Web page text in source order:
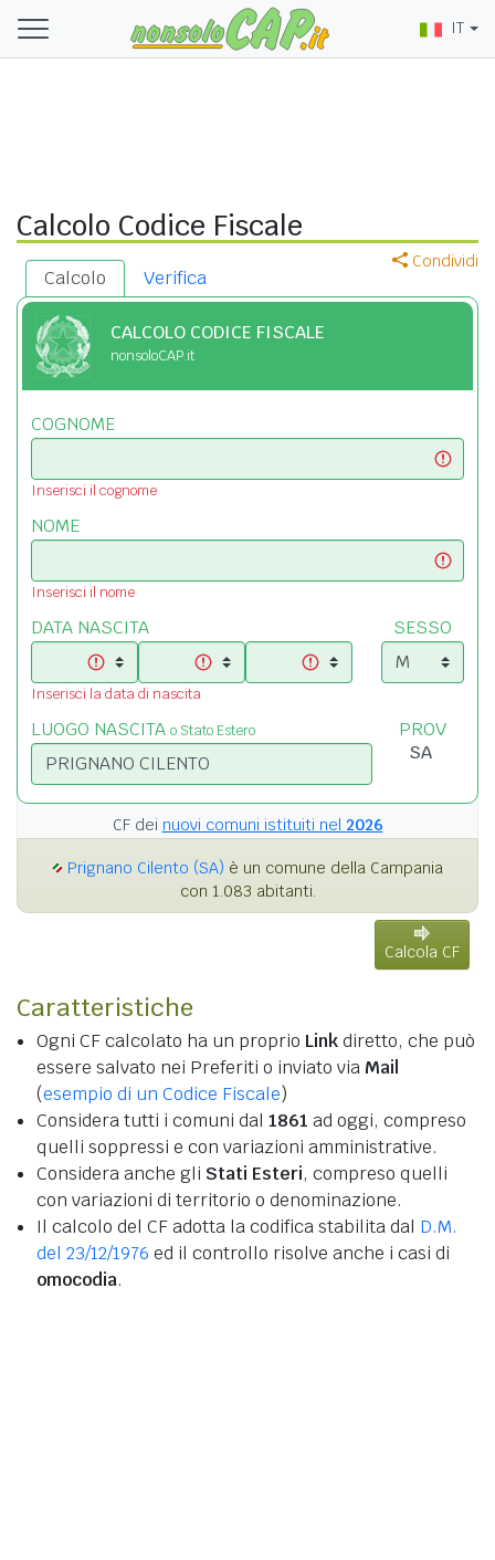
IT
Calcolo Codice Fiscale
Condividi
Calcolo Verifica
CALCOLO CODICE FISCALE
nonsoloCAP.it
COGNOME
Inserisci il cognome
NOME
Inserisci il nome
DATA NASCITA
Inserisci la data di nascita
SESSO
LUOGO NASCITA o Stato Estero PROV
CF dei nuovi comuni istituiti nel 2026
Prignano Cilento (SA) è un comune della Campania
con 1.083 abitanti.
Calcola CF
Caratteristiche
Ogni CF calcolato ha un proprio Linkdiretto, che può
essere salvato nei Preferiti o inviato via Mail
(esempio di un Codice Fiscale)
Considera tutti i comuni dal 1861 ad oggi, compreso
quelli soppressi e con variazioni amministrative.
Considera anche gli Stati Esteri, compreso quelli
con variazioni di territorio o denominazione.
Il calcolo del CF adotta la codifica stabilita dal D.M.
del 23/12/1976 ed il controllo risolve anche i casi di
omocodia.